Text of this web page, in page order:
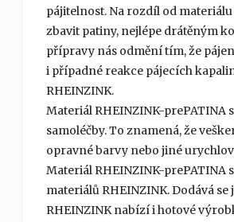
pájitelnost. Na rozdíl od
zbavit patiny, nejlépe drátěným
přípravy nás odmění tím, že
i případné reakce pájecích
RHEINZINK.
Materiál RHEINZINK-prePATINA
samoléčby. To znamená, že
opravné barvy nebo jiné
Materiál RHEINZINK-
materiálů RHEINZINK. Dodává
RHEINZINK nabízí i hotové